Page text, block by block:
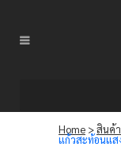
Home >สินค้
แก้วสะท้อนแส